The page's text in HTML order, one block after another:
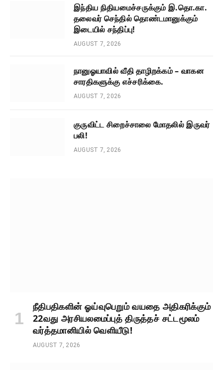
இந்திய நிதியமைச்சருக்கும் இ.தொ.கா.
தலைவர் செந்தில் தொண்டமானுக்கும்
இடையில் சந்திப்பு!
AUGUST 7, 2026
நானுஓயாவில் வீதி தாழிறக்கம் – வாகன
சாரதிகளுக்கு எச்சரிக்கை.
AUGUST 7, 2026
குருவிட்ட சிறைச்சாலை மோதலில் இருவர்
பலி!
AUGUST 7, 2026
நீதிபதிகளின் ஓய்வுபெறும் வயதை அதிகரிக்கும்
22வது அரசியலமைப்புத் திருத்தச் சட்டமூலம்
வர்த்தமானியில் வெளியீடு!
AUGUST 7, 2026